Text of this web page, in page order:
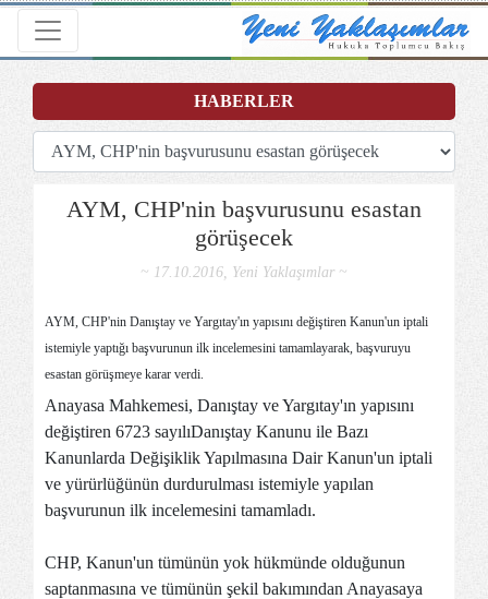
Toggle navigation
AYM, CHP'nin başvurusunu esastan
görüşecek
~ 17.10.2016, Yeni Yaklaşımlar ~
AYM, CHP'nin Danıştay ve Yargıtay'ın yapısını değiştiren Kanun'un iptali
istemiyle yaptığı başvurunun ilk incelemesini tamamlayarak, başvuruyu
esastan görüşmeye karar verdi.
Anayasa Mahkemesi, Danıştay ve Yargıtay'ın yapısını
değiştiren 6723 sayılıDanıştay Kanunu ile Bazı
Kanunlarda Değişiklik Yapılmasına Dair Kanun'un iptali
ve yürürlüğünün durdurulması istemiyle yapılan
başvurunun ilk incelemesini tamamladı.
CHP, Kanun'un tümünün yok hükmünde olduğunun
saptanmasına ve tümünün şekil bakımından Anayasaya
HABERLER